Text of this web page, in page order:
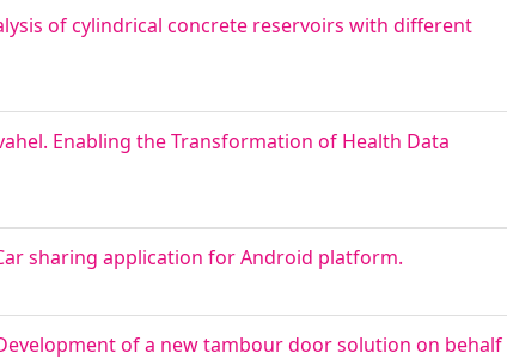
of cylindrical concrete reservoirs with different
Enabling the Transformation of Health Data
sharing application for Android platform.
of a new tambour door solution on behalf